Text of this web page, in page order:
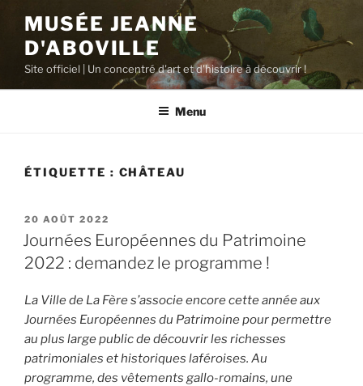
contenu
principal
MUSÉE JEANNE
D'ABOVILLE
Site officiel | Un concentré d'art et d'histoire à découvrir !
Menu
ÉTIQUETTE : CHÂTEAU
PUBLIÉ
LE
20 AOÛT 2022
Journées Européennes du Patrimoine
2022 : demandez le programme !
La Ville de La Fère s’associe encore cette année aux
Journées Européennes du Patrimoine pour permettre
au plus large public de découvrir les richesses
patrimoniales et historiques laféroises. Au
programme, des vêtements gallo-romains, une